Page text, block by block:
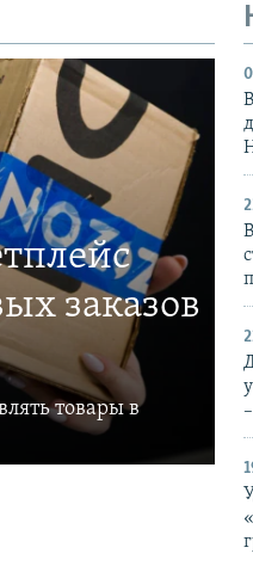
заказов
товары в